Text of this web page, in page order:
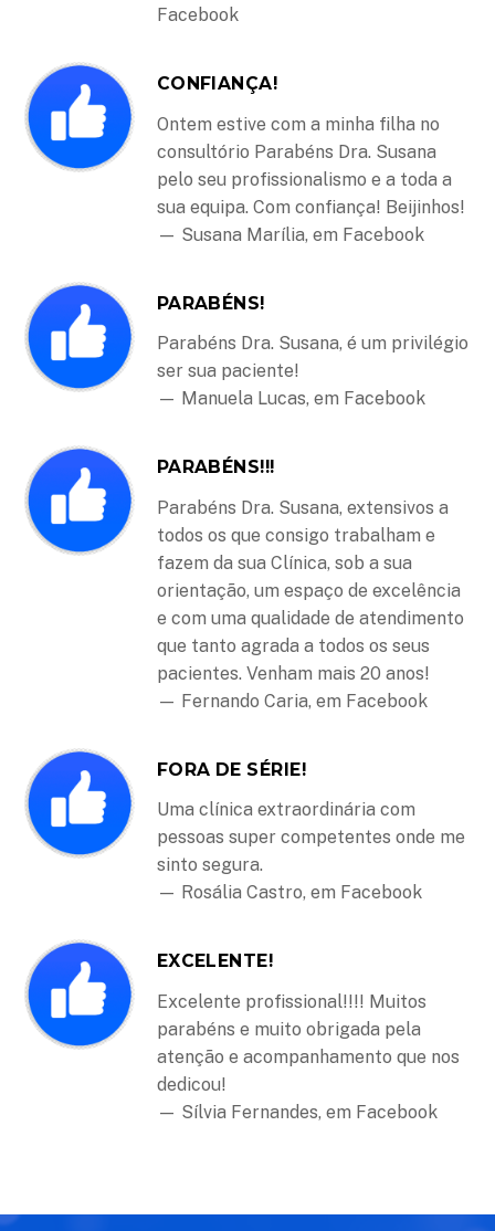
Facebook
CONFIANÇA!
Ontem estive com a minha filha no
consultório Parabéns Dra. Susana
pelo seu profissionalismo e a toda a
sua equipa. Com confiança! Beijinhos!
— Susana Marília, em Facebook
PARABÉNS!
Parabéns Dra. Susana, é um privilégio
ser sua paciente!
— Manuela Lucas, em Facebook
PARABÉNS!!!
Parabéns Dra. Susana, extensivos a
todos os que consigo trabalham e
fazem da sua Clínica, sob a sua
orientação, um espaço de excelência
e com uma qualidade de atendimento
que tanto agrada a todos os seus
pacientes. Venham mais 20 anos!
— Fernando Caria, em Facebook
FORA DE SÉRIE!
Uma clínica extraordinária com
pessoas super competentes onde me
sinto segura.
— Rosália Castro, em Facebook
EXCELENTE!
Excelente profissional!!!! Muitos
parabéns e muito obrigada pela
atenção e acompanhamento que nos
dedicou!
— Sílvia Fernandes, em Facebook